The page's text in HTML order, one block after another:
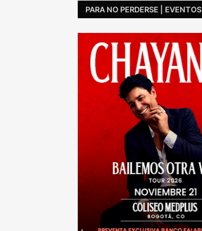
PARA NO PERDERSE | EVENTOS